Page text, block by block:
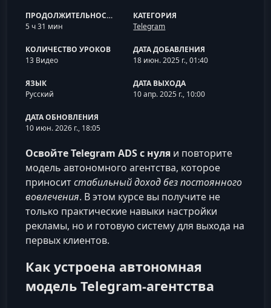
ПРОДОЛЖИТЕЛЬНОСТЬ
5 ч 31 мин
КАТЕГОРИЯ
Telegram
КОЛИЧЕСТВО УРОКОВ
13 Видео
ДАТА ДОБАВЛЕНИЯ
18 июн. 2025 г., 01:40
ЯЗЫК
Русский
ДАТА ВЫХОДА
10 апр. 2025 г., 10:00
ДАТА ОБНОВЛЕНИЯ
10 июн. 2026 г., 18:05
Освойте Telegram ADS с нуля и повторите
модель автономного агентства, которое
приноситстабильный доход без постоянного
вовлечения. В этом курсе вы получите не
только практические навыки настройки
рекламы, но и готовую систему для выхода на
первых клиентов.
Как устроена автономная
модель Telegram‑агентства